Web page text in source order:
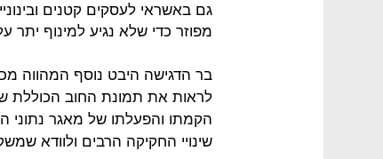
גם באשראי לעסקים קטנים
מפוזר כדי שלא נגיע למינוף יתר
בר הדגישה היבט נוסף המהווה
לראות את תמונת החוב
הקמתו והפעלתו של מאגר נתוני
שינויי החקיקה הרבים ולוודא